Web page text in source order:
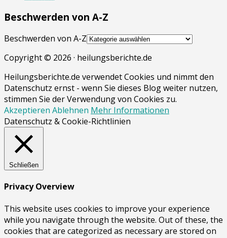
Beschwerden von A-Z
Beschwerden von A-Z
Copyright © 2026 · heilungsberichte.de
Heilungsberichte.de verwendet Cookies und nimmt den
Datenschutz ernst - wenn Sie dieses Blog weiter nutzen,
stimmen Sie der Verwendung von Cookies zu.
Akzeptieren Ablehnen Mehr Informationen
Datenschutz & Cookie-Richtlinien
Schließen
Privacy Overview
This website uses cookies to improve your experience
while you navigate through the website. Out of these, the
cookies that are categorized as necessary are stored on